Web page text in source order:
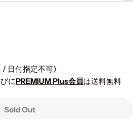
/ 日付指定不可)
にPREMIUM Plus会員は送料無料
Sold Out